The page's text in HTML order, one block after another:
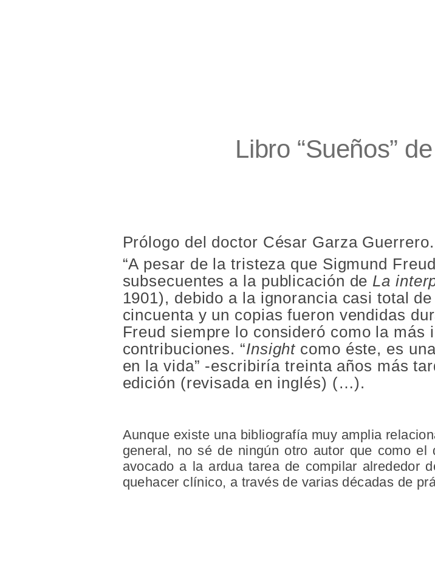
Libro “Sueños”
Prólogo del doctor César Garza Guerrero.
“A pesar de la tristeza que Sigmund
subsecuentes a la publicación de La
1901), debido a la ignorancia casi total
cincuenta y un copias fueron vendidas
Freud siempre lo consideró como la más
contribuciones. “Insight como éste, es
en la vida” -escribiría treinta años más
edición (revisada en inglés) (…).
Aunque existe una bibliografía muy amplia
general, no sé de ningún otro autor que como
avocado a la ardua tarea de compilar alrededor
quehacer clínico, a través de varias décadas de